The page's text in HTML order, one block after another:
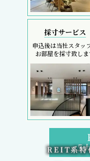
採寸サービス
申込後は当社スタッ
お部屋を採寸致しま
5